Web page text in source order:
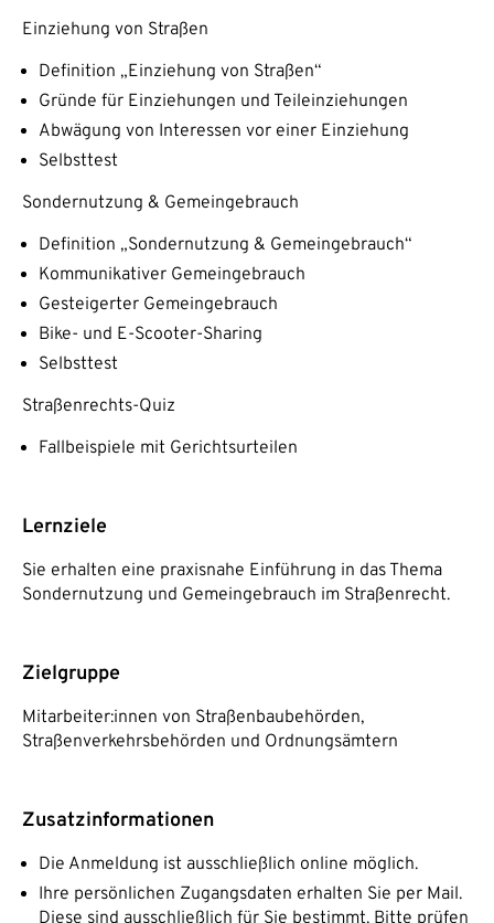
Einziehung von Straßen
Definition „Einziehung von Straßen“
Gründe für Einziehungen und Teileinziehungen
Abwägung von Interessen vor einer Einziehung
Selbsttest
Sondernutzung & Gemeingebrauch
Definition „Sondernutzung & Gemeingebrauch“
Kommunikativer Gemeingebrauch
Gesteigerter Gemeingebrauch
Bike- und E-Scooter-Sharing
Selbsttest
Straßenrechts-Quiz
Fallbeispiele mit Gerichtsurteilen
Lernziele
Sie erhalten eine praxisnahe Einführung in das Thema
Sondernutzung und Gemeingebrauch im Straßenrecht.
Zielgruppe
Mitarbeiter:innen von Straßenbaubehörden,
Straßenverkehrsbehörden und Ordnungsämtern
Zusatzinformationen
Die Anmeldung ist ausschließlich online möglich.
Ihre persönlichen Zugangsdaten erhalten Sie per Mail.
Diese sind ausschließlich für Sie bestimmt. Bitte prüfen